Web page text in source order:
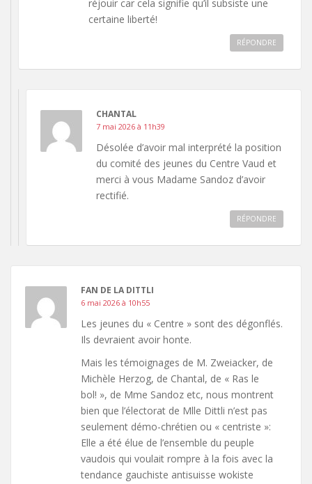
réjouir car cela signifie qu’il subsiste une
certaine liberté!
RÉPONDRE
CHANTAL
7 mai 2026 à 11h39
Désolée d’avoir mal interprété la position
du comité des jeunes du Centre Vaud et
merci à vous Madame Sandoz d’avoir
rectifié.
RÉPONDRE
FAN DE LA DITTLI
6 mai 2026 à 10h55
Les jeunes du « Centre » sont des dégonflés.
Ils devraient avoir honte.
Mais les témoignages de M. Zweiacker, de
Michèle Herzog, de Chantal, de « Ras le
bol! », de Mme Sandoz etc, nous montrent
bien que l’électorat de Mlle Dittli n’est pas
seulement démo-chrétien ou « centriste »:
Elle a été élue de l’ensemble du peuple
vaudois qui voulait rompre à la fois avec la
tendance gauchiste antisuisse wokiste